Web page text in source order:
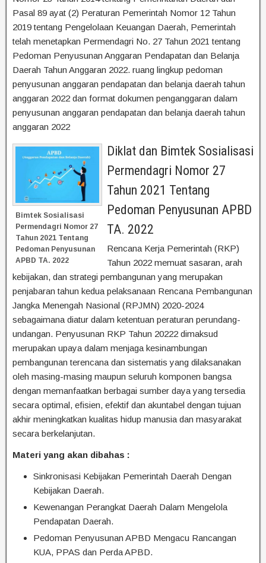
Pasal 89 ayat (2) Peraturan Pemerintah Nomor 12 Tahun
2019 tentang Pengelolaan Keuangan Daerah, Pemerintah
telah menetapkan Permendagri No. 27 Tahun 2021 tentang
Pedoman Penyusunan Anggaran Pendapatan dan Belanja
Daerah Tahun Anggaran 2022. ruang lingkup pedoman
penyusunan anggaran pendapatan dan belanja daerah tahun
anggaran 2022 dan format dokumen penganggaran dalam
penyusunan anggaran pendapatan dan belanja daerah tahun
anggaran 2022
Bimtek Sosialisasi
Permendagri Nomor 27
Tahun 2021 Tentang
Pedoman Penyusunan
APBD TA. 2022
Diklat dan Bimtek Sosialisasi
Permendagri Nomor 27
Tahun 2021 Tentang
Pedoman Penyusunan APBD
TA. 2022
Rencana Kerja Pemerintah (RKP)
Tahun 2022 memuat sasaran, arah
kebijakan, dan strategi pembangunan yang merupakan
penjabaran tahun kedua pelaksanaan Rencana Pembangunan
Jangka Menengah Nasional (RPJMN) 2020-2024
sebagaimana diatur dalam ketentuan peraturan perundang-
undangan. Penyusunan RKP Tahun 20222 dimaksud
merupakan upaya dalam menjaga kesinambungan
pembangunan terencana dan sistematis yang dilaksanakan
oleh masing-masing maupun seluruh komponen bangsa
dengan memanfaatkan berbagai sumber daya yang tersedia
secara optimal, efisien, efektif dan akuntabel dengan tujuan
akhir meningkatkan kualitas hidup manusia dan masyarakat
secara berkelanjutan.
Materi yang akan dibahas :
Sinkronisasi Kebijakan Pemerintah Daerah Dengan
Kebijakan Daerah.
Kewenangan Perangkat Daerah Dalam Mengelola
Pendapatan Daerah.
Pedoman Penyusunan APBD Mengacu Rancangan
KUA, PPAS dan Perda APBD.